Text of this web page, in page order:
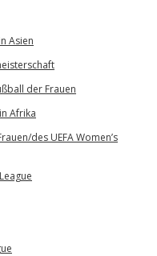
Asien
der Frauen
Afrika
des UEFA Women’s